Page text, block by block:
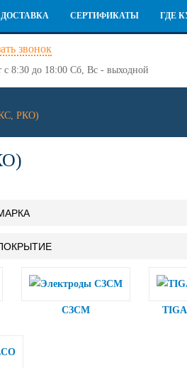
ДОСТАВКА СЕРТИФИКАТЫ ГДЕ
звонок
8:30 до 18:00 Сб, Вс - выходной
РКО)
СЗСМ